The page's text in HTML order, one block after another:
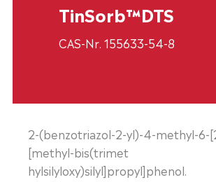
TinSorb™DTS
CAS-Nr. 155633-54-8
2-(benzotriazol-2-yl)-4-methyl-6-
[methyl-bis(trimet
hylsilyloxy)silyl]propyl]phenol.